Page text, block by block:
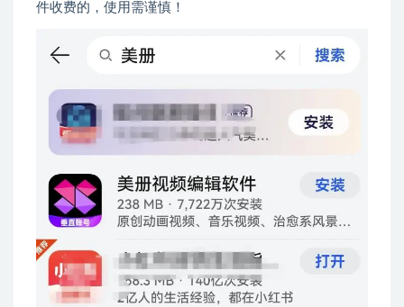
件收费的，使用需谨慎！